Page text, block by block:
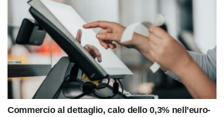
Commercio al dettaglio, calo dello 0,3% nell’euro-